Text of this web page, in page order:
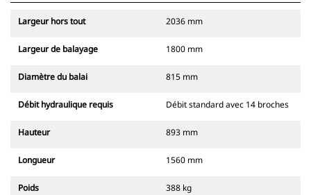
Largeur hors tout 2036 mm
Largeur de balayage 1800 mm
Diamètre du balai 815 mm
Débit hydraulique requis Débit standard avec 14 broches
Hauteur 893 mm
Longueur 1560 mm
Poids 388 kg